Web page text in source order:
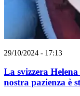
29/10/2024 - 17:13
La svizzera
nostra pazienza è